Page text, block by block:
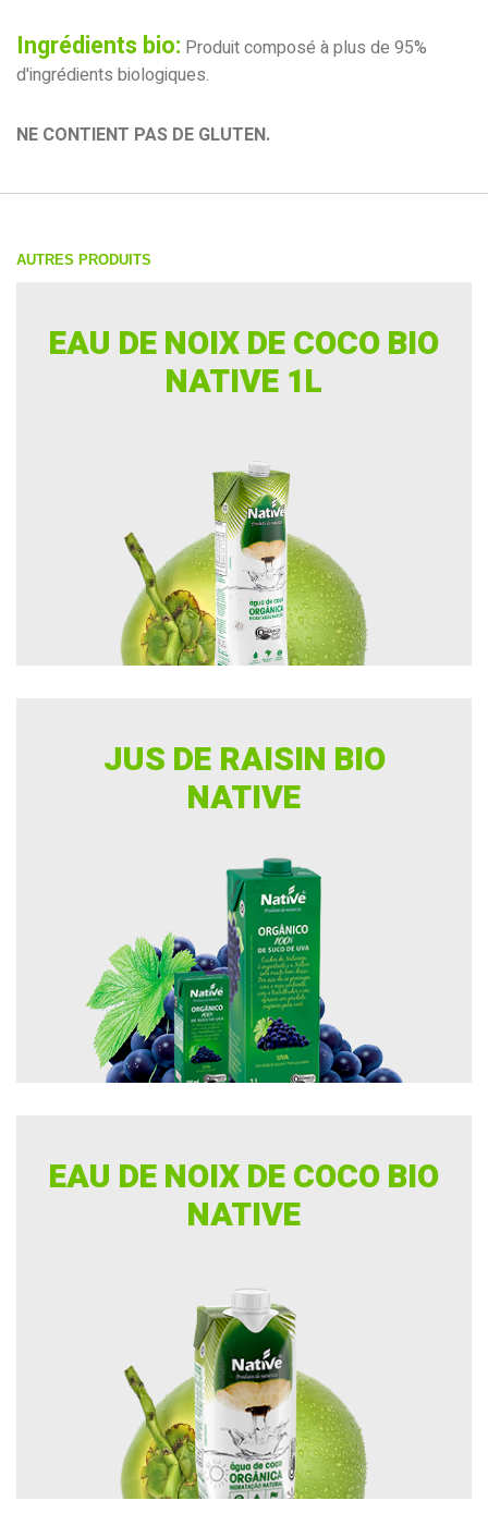
Ingrédients bio: Produit composé à plus de 95%
d'ingrédients biologiques.
NE CONTIENT PAS DE GLUTEN.
AUTRES PRODUITS
EAU DE NOIX DE COCO BIO
NATIVE 1L
JUS DE RAISIN BIO
NATIVE
EAU DE NOIX DE COCO BIO
NATIVE